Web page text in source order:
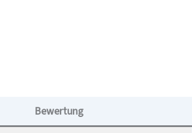
Bewertung